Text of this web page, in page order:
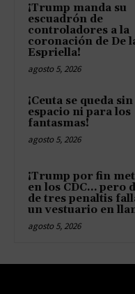
¡Trump manda su
escuadrón de
controladores a la
coronación de De
Espriella!
agosto 5, 2026
¡Ceuta se queda sin
espacio ni para los
fantasmas!
agosto 5, 2026
¡Trump por fin
en los CDC… pero
de tres penaltis
un vestuario en
agosto 5, 2026